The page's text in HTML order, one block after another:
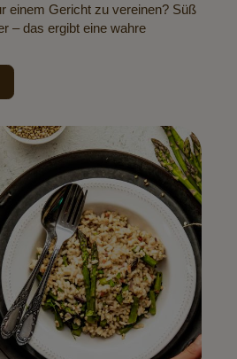
einem Gericht zu vereinen? Süß
– das ergibt eine wahre